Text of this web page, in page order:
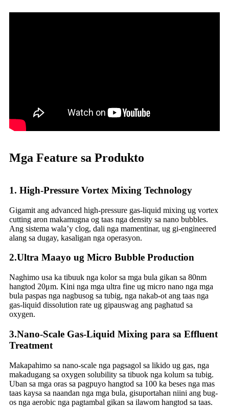
Mga Feature sa Produkto
1. High-Pressure Vortex Mixing Technology
Gigamit ang advanced high-pressure gas-liquid mixing ug vortex
cutting aron makamugna og taas nga density sa nano bubbles.
Ang sistema wala’y clog, dali nga mamentinar, ug gi-engineered
alang sa dugay, kasaligan nga operasyon.
2.Ultra Maayo ug Micro Bubble Production
Naghimo usa ka tibuuk nga kolor sa mga bula gikan sa 80nm
hangtod 20μm. Kini nga mga ultra fine ug micro nano nga mga
bula paspas nga nagbusog sa tubig, nga nakab-ot ang taas nga
gas-liquid dissolution rate ug gipauswag ang paghatud sa
oxygen.
3.Nano-Scale Gas-Liquid Mixing para sa Effluent
Treatment
Makapahimo sa nano-scale nga pagsagol sa likido ug gas, nga
makadugang sa oxygen solubility sa tibuok nga kolum sa tubig.
Uban sa mga oras sa pagpuyo hangtod sa 100 ka beses nga mas
taas kaysa sa naandan nga mga bula, gisuportahan niini ang bug-
os nga aerobic nga pagtambal gikan sa ilawom hangtod sa taas.